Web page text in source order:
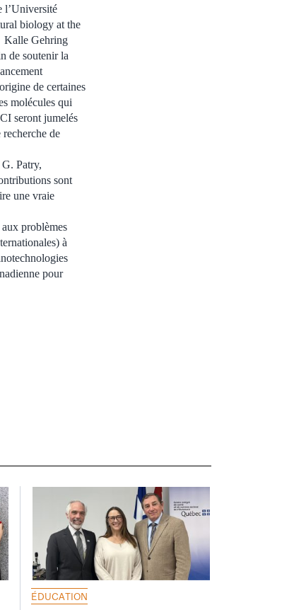
l’Université
biology at the
Kalle Gehring
de soutenir la
de certaines
molécules qui
seront jumelés
de
Patry,
sont
une vraie
problèmes
à
pour
ÉDUCATION